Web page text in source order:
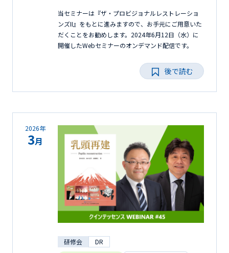
当セミナーは『ザ・プロビジョナルレストレーショ
ンズII』をもとに進みますので、お手元にご用意いた
だくことをお勧めします。2024年6月12日（水）に
開催したWebセミナーのオンデマンド配信です。
後で読む
2026年
3月
研修会 DR